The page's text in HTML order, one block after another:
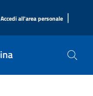
Accedi all'area personale |